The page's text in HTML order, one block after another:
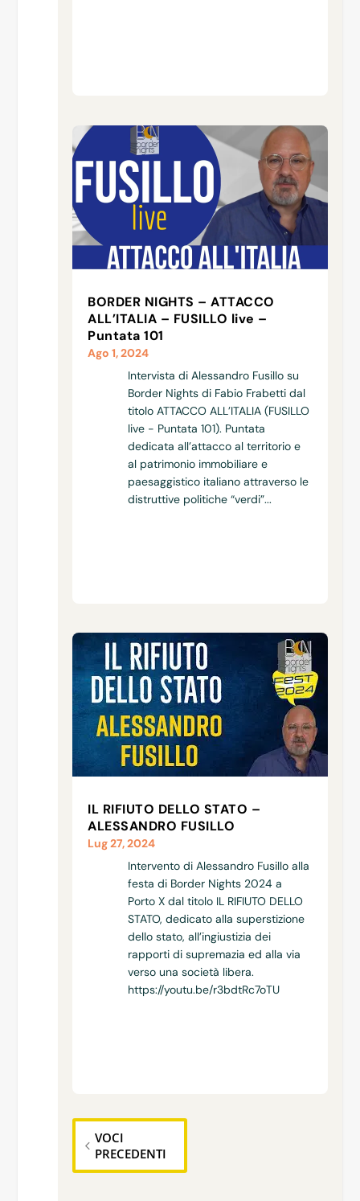
BORDER NIGHTS – ATTACCO
ALL’ITALIA – FUSILLO live –
Puntata 101
Ago 1, 2024
Intervista di Alessandro Fusillo su
Border Nights di Fabio Frabetti dal
titolo ATTACCO ALL’ITALIA (FUSILLO
live - Puntata 101). Puntata
dedicata all’attacco al territorio e
al patrimonio immobiliare e
paesaggistico italiano attraverso le
distruttive politiche “verdi”...
IL RIFIUTO DELLO STATO –
ALESSANDRO FUSILLO
Lug 27, 2024
Intervento di Alessandro Fusillo alla
festa di Border Nights 2024 a
Porto X dal titolo IL RIFIUTO DELLO
STATO, dedicato alla superstizione
dello stato, all’ingiustizia dei
rapporti di supremazia ed alla via
verso una società libera.
https://youtu.be/r3bdtRc7oTU
VOCI
PRECEDENTI